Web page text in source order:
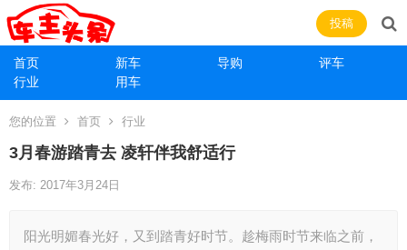
首页 新车 导购
评车
行业
用车
投稿
您的位置 首页 行业
3月春游踏青去 凌轩伴我舒适行
发布: 2017年3月24日
阳光明媚春光好，又到踏青好时节。趁梅雨时节来临之前，